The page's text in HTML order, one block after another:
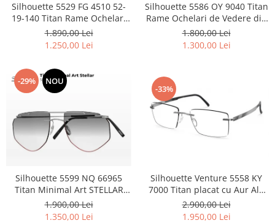
Silhouette 5529 FG 4510 52-
19-140 Titan Rame Ochelari
de Vedere
1.890,00 Lei
1.250,00 Lei
Silhouette 5586 OY 9040 Titan
Rame Ochelari de Vedere din
titan
1.800,00 Lei
1.300,00 Lei
-29% NOU
Silhouette 5599 NQ 66965
Titan Minimal Art STELLAR
Rame Ochelari de Vedere din
titan
1.900,00 Lei
1.350,00 Lei
-33%
Silhouette Venture 5558 KY
7000 Titan placat cu Aur Alb
23k Rame Ochelari Vedere
2.900,00 Lei
1.950,00 Lei